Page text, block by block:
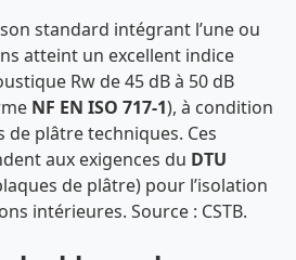
standard intégrant l’une ou
atteint un excellent indice
Rw de 45 dB à 50 dB
NF EN ISO 717-1), à condition
de plâtre techniques. Ces
aux exigences du DTU
de plâtre) pour l’isolation
intérieures. Source : CSTB.